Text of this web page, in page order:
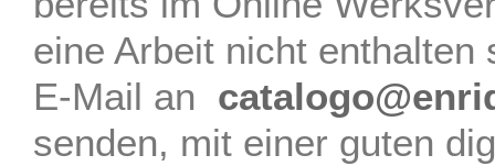
eine Arbeit nicht
E-Mail an
senden, mit einer guten